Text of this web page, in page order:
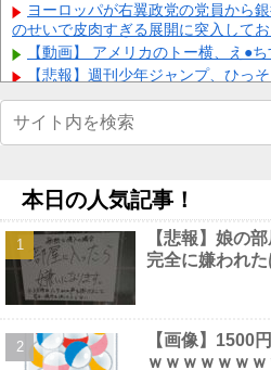
【画像】 「キム兄」こと芸人・木
本人志さんとのツーショットが完全に
「... NEW!
Powered by livedoor 相互RSS
ヨーロッパが右翼政党の党員から
のせいで皮肉すぎる展開に突入して
【動画】 アメリカのトー横、え●
【悲報】週刊少年ジャンプ、ひっ
【画像】 田中みな実(39) 妊娠中で
NEW!
【画像】 風俗で毎回こういう"恵体
てしまうんやが・・・・・・ NEW!
甲子園初・女性の審判員がデビ
ちと絶対失敗しちゃいけない、それだ
なぁ、永久機関ってなんで絶対に作
【画像】 フリーアナの宇垣美里
□すぎるｗｗｗｗｗｗ
NEW!
【画像】 避難所の女がHすぎるｗ
本日の人気記事！
【悲報】娘の
完全に嫌われ
【画像】1500
ｗｗｗｗｗｗ